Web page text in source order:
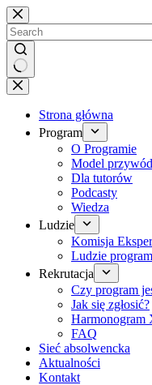
Brak
wyników
Strona główna
Program
O Programie
Model
Dla tutorów
Podcasty
Wiedza
Ludzie
Komisja
Ludzie
Rekrutacja
Czy program
Jak się zgłosić?
FAQ
Sieć absolwencka
Aktualności
Kontakt